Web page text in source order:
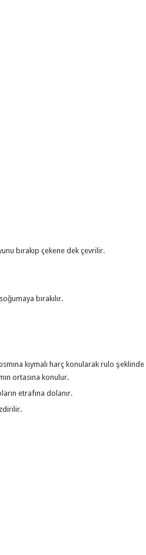
bırakıp çekene dek çevrilir.
bırakılır.
kıymalı harç konularak rulo şeklinde
ortasına konulur.
etrafına dolanır.